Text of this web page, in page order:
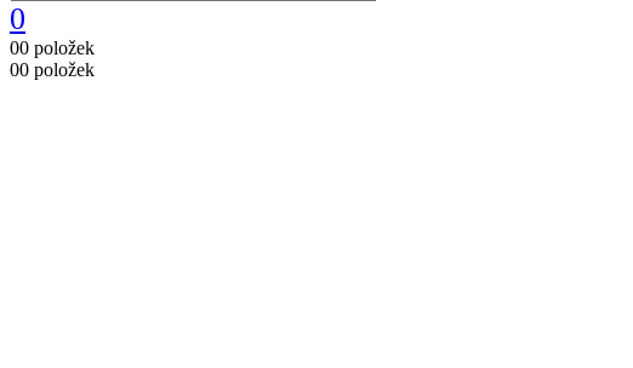
0
00 položek
00 položek